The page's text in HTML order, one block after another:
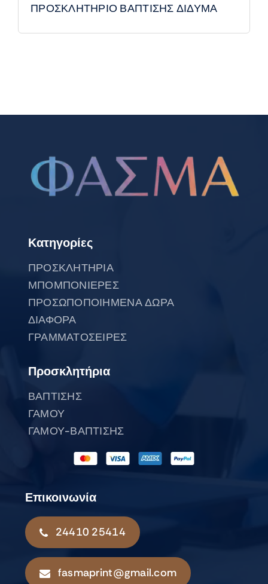
ΠΡΟΣΚΛΗΤΗΡΙΟ ΒΑΠΤΙΣΗΣ ΔΙΔΥΜΑ
Κατηγορίες
ΠΡΟΣΚΛΗΤΗΡΙΑ
ΜΠΟΜΠΟΝΙΕΡΕΣ
ΠΡΟΣΩΠΟΠΟΙΗΜΕΝΑ ΔΩΡΑ
ΔΙΑΦΟΡΑ
ΓΡΑΜΜΑΤΟΣΕΙΡΕΣ
Προσκλητήρια
ΒΑΠΤΙΣΗΣ
ΓΑΜΟΥ
ΓΑΜΟΥ-ΒΑΠΤΙΣΗΣ
Επικοινωνία
24410 25414
fasmaprint@gmail.com